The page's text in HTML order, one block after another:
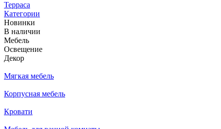
Терраса
Категории
Новинки
В наличии
Мебель
Освещение
Декор
Мягкая мебель
Корпусная мебель
Кровати